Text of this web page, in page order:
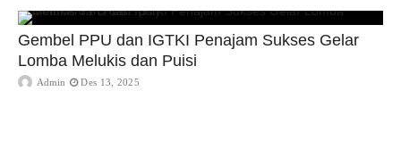
Gembel PPU dan IGTKI Penajam Sukses Gelar
Lomba Melukis dan Puisi
Admin Des 13, 2025